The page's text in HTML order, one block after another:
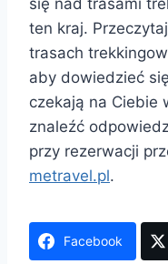
ten kraj.
trasach
aby dowiedzieć
czekają na Ciebie
znaleźć
przy rezerwacji
metravel.pl.
Facebook